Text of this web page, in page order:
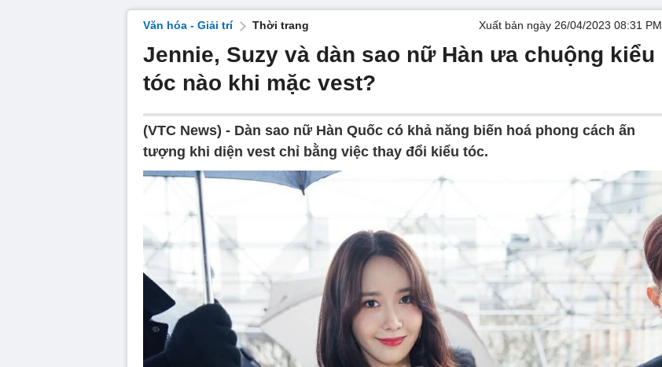
Văn hóa - Giải trí Thời trang Xuất bản ngày 26/04/2023 08:31 PM
Jennie, Suzy và dàn sao nữ Hàn ưa chuộng kiểu
tóc nào khi mặc vest?
(VTC News) - Dàn sao nữ Hàn Quốc có khả năng biến hoá phong cách ấn
tượng khi diện vest chỉ bằng việc thay đổi kiểu tóc.